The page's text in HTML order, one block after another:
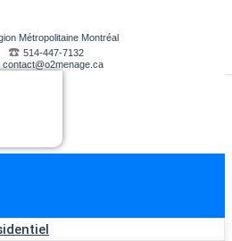
Métropolitaine Montréal
☎️ 514-447-7132
contact@o2menage.ca